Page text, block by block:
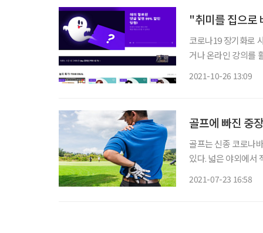
"취미를 집으로
코로나19 장기화로
거나 온라인 강의를 활
2021-10-26 13:09
골프에 빠진 중
골프는 신종 코로나
있다. 넓은 야외에서
2021-07-23 16:58